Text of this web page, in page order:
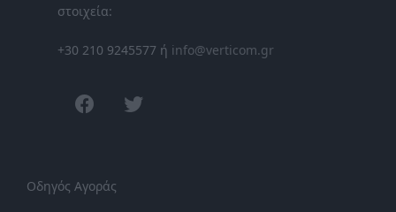
στοιχεία:
+30 210 9245577 ή info@verticom.gr
facebook
Οδηγός Αγοράς